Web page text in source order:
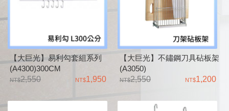
【大巨光】易利勾套組系列
(A4300)300CM
2,550
1,950
【大巨光】不鏽鋼刀具砧板架
(A3050)
2,550
1,200